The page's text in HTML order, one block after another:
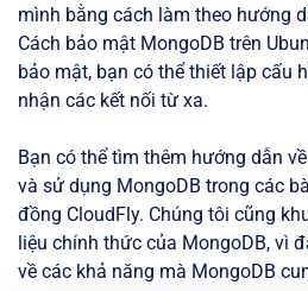
mình bằng cách làm theo hướng
Cách bảo mật MongoDB trên
bảo mật, bạn có thể thiết lập cấu
nhận các kết nối từ xa.
Bạn có thể tìm thêm hướng dẫn
và sử dụng MongoDB trong các
đồng CloudFly. Chúng tôi cũng
liệu chính thức của MongoDB, vì
về các khả năng mà MongoDB